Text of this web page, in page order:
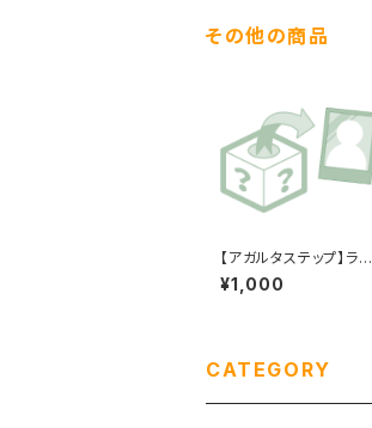
その他の商品
【アガルタステップ】ラン
ダムチェキ
¥1,000
CATEGORY